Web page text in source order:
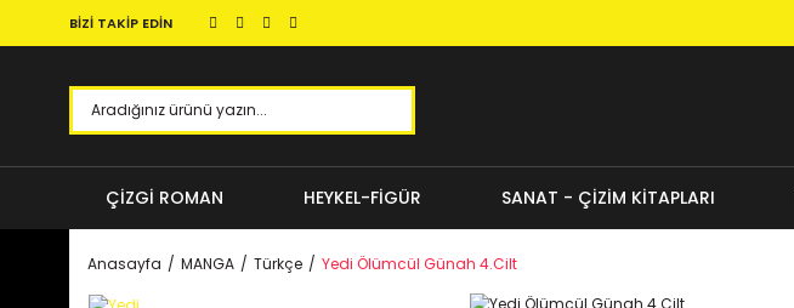
BİZİ TAKİP EDİN
ÇİZGİ ROMAN HEYKEL-FİGÜR SANAT - ÇİZİM KİTAPLARI
Anasayfa MANGA Türkçe Yedi Ölümcül Günah 4.Cilt